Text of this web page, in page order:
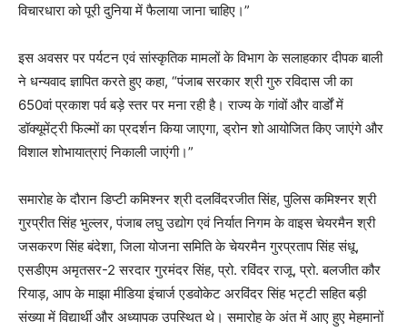
विचारधारा को पूरी दुनिया में फैलाया जाना चाहिए।”
इस अवसर पर पर्यटन एवं सांस्कृतिक मामलों के विभाग के सलाहकार दीपक बाली
ने धन्यवाद ज्ञापित करते हुए कहा, “पंजाब सरकार श्री गुरु रविदास जी का
650वां प्रकाश पर्व बड़े स्तर पर मना रही है। राज्य के गांवों और वार्डों में
डॉक्यूमेंट्री फिल्मों का प्रदर्शन किया जाएगा, ड्रोन शो आयोजित किए जाएंगे और
विशाल शोभायात्राएं निकाली जाएंगी।”
समारोह के दौरान डिप्टी कमिश्नर श्री दलविंदरजीत सिंह, पुलिस कमिश्नर श्री
गुरप्रीत सिंह भुल्लर, पंजाब लघु उद्योग एवं निर्यात निगम के वाइस चेयरमैन श्री
जसकरण सिंह बंदेशा, जिला योजना समिति के चेयरमैन गुरप्रताप सिंह संधू,
एसडीएम अमृतसर-2 सरदार गुरमंदर सिंह, प्रो. रविंदर राजू, प्रो. बलजीत कौर
रियाड़, आप के माझा मीडिया इंचार्ज एडवोकेट अरविंदर सिंह भट्टी सहित बड़ी
संख्या में विद्यार्थी और अध्यापक उपस्थित थे। समारोह के अंत में आए हुए मेहमानों